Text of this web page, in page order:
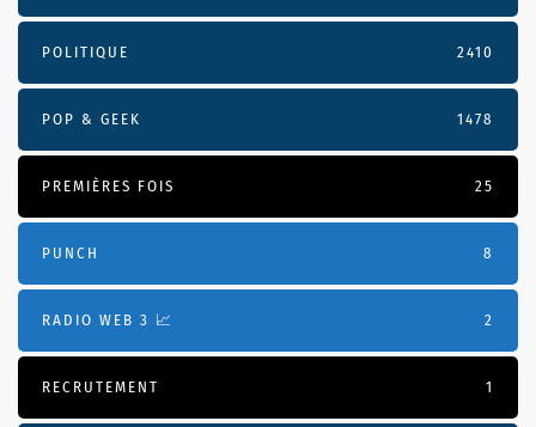
POLITIQUE 2410
POP & GEEK 1478
PREMIÈRES FOIS 25
PUNCH 8
RADIO WEB 3 📈 2
RECRUTEMENT 1